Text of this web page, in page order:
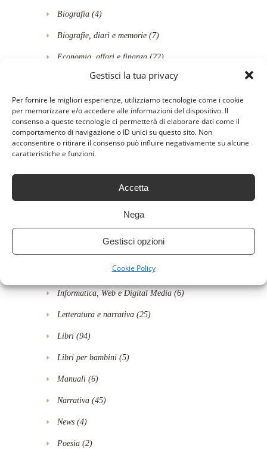
Gestisci la tua privacy
Per fornire le migliori esperienze, utilizziamo tecnologie come i cookie
per memorizzare e/o accedere alle informazioni del dispositivo. Il
consenso a queste tecnologie ci permetterà di elaborare dati come il
comportamento di navigazione o ID unici su questo sito. Non
acconsentire o ritirare il consenso può influire negativamente su alcune
caratteristiche e funzioni.
Accetta
Nega
Gestisci opzioni
Cookie Policy
Biografia (4)
Biografie, diari e memorie (7)
Economia, affari e finanza (22)
Famiglia, salute e benessere(19)
Fantascienza(3)
Fantascienza e Fantasy(30)
Fantasy(10)
(18)
Gialli e Thriller(49)
Informatica, Web e Digital Media(6)
Letteratura e narrativa (25)
Libri (94)
Libri per bambini (5)
Manuali (6)
Narrativa (45)
News (4)
Poesia (2)